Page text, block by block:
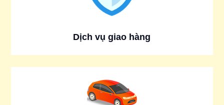
Dịch vụ giao hàng